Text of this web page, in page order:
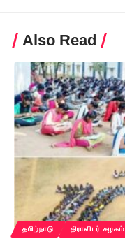
Also Read
தமிழ்நாடு திராவிடர் கழகம்